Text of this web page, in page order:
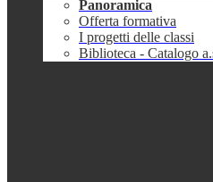
Panoramica
Offerta formativa
I progetti delle classi
Biblioteca - Catalogo